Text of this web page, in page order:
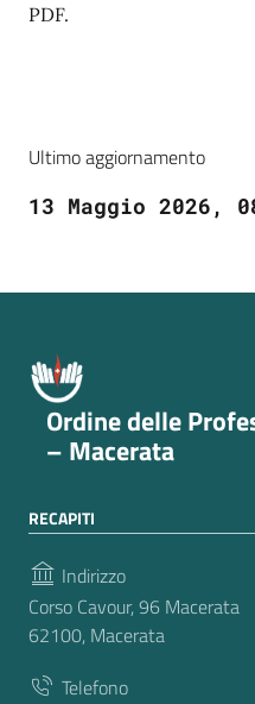
PDF.
Ultimo aggiornamento
13 Maggio 2026,
Ordine delle
– Macerata
RECAPITI
Indirizzo
Corso Cavour, 96 Macerata
62100, Macerata
Telefono